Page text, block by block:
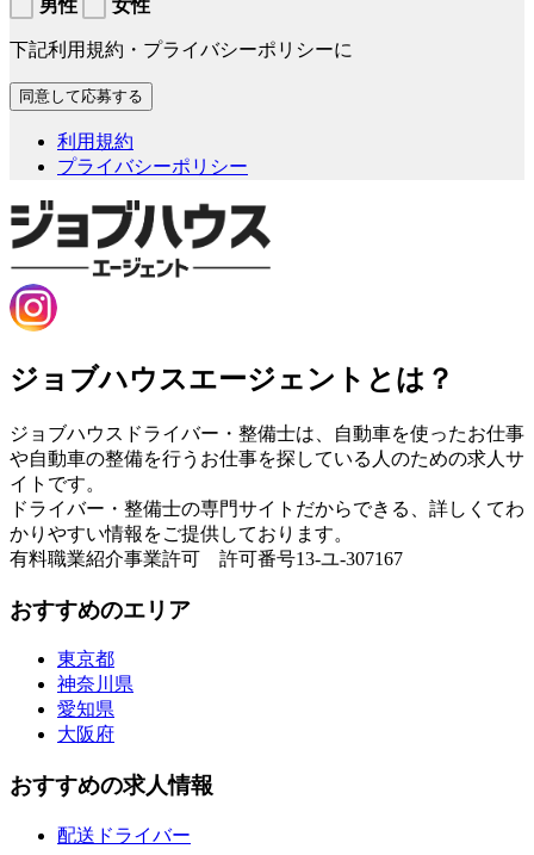
男性 女性
下記利用規約・プライバシーポリシーに
利用規約
プライバシーポリシー
ジョブハウスエージェントとは？
ジョブハウスドライバー・整備士は、自動車を使ったお仕事
や自動車の整備を行うお仕事を探している人のための求人サ
イトです。
ドライバー・整備士の専門サイトだからできる、詳しくてわ
かりやすい情報をご提供しております。
有料職業紹介事業許可 許可番号13-ユ-307167
おすすめのエリア
東京都
神奈川県
愛知県
大阪府
おすすめの求人情報
配送ドライバー